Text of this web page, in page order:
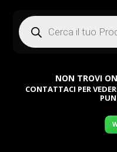
Products
search
NON TROVI
CONTATTACI PER